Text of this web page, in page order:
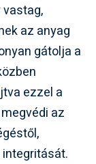
az anyag
gátolja a
ezzel a
az